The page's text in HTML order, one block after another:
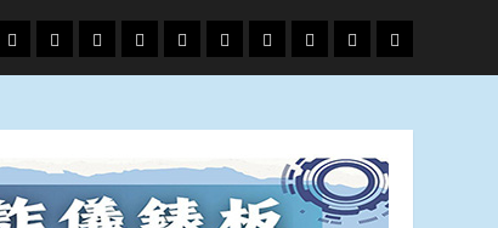
頭
條
財
經
地
方.
文
教.
專
題
娛
樂
政
治
國
際
運
動
生
活